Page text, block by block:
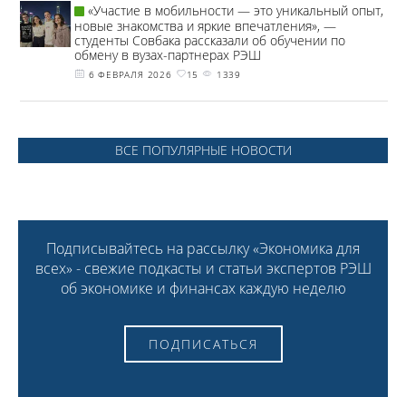
«Участие в мобильности — это уникальный опыт,
новые знакомства и яркие впечатления», —
студенты Совбака рассказали об обучении по
обмену в вузах-партнерах РЭШ
6 ФЕВРАЛЯ 2026 15 1339
ВСЕ ПОПУЛЯРНЫЕ НОВОСТИ
Подписывайтесь на рассылку «Экономика для
всех» - свежие подкасты и статьи экспертов РЭШ
об экономике и финансах каждую неделю
ПОДПИСАТЬСЯ